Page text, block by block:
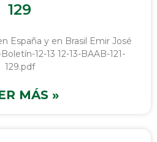
129
España y en Brasil Emir José
12-13 12-13-BAAB-121-
129.pdf
MÁS »